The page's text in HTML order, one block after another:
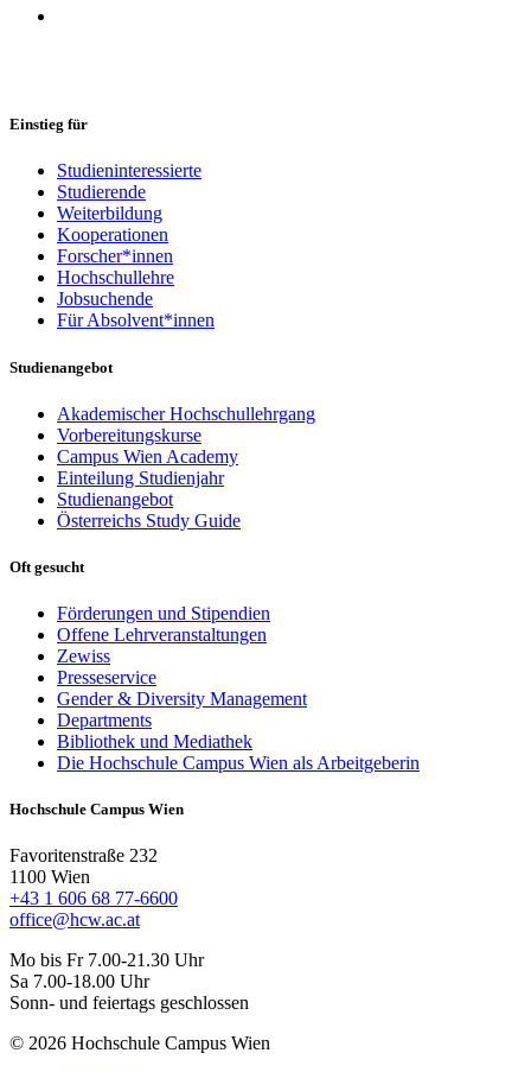
Einstieg für
Studieninteressierte
Studierende
Weiterbildung
Kooperationen
Forscher*innen
Hochschullehre
Jobsuchende
Für Absolvent*innen
Studienangebot
Akademischer Hochschullehrgang
Vorbereitungskurse
Campus Wien Academy
Einteilung Studienjahr
Studienangebot
Österreichs Study Guide
Oft gesucht
Förderungen und Stipendien
Offene Lehrveranstaltungen
Zewiss
Presseservice
Gender & Diversity Management
Departments
Bibliothek und Mediathek
Die Hochschule Campus Wien als Arbeitgeberin
Hochschule Campus Wien
Favoritenstraße 232
1100 Wien
+43 1 606 68 77-6600
office@hcw.ac.at
Mo bis Fr 7.00-21.30 Uhr
Sa 7.00-18.00 Uhr
Sonn- und feiertags geschlossen
© 2026 Hochschule Campus Wien